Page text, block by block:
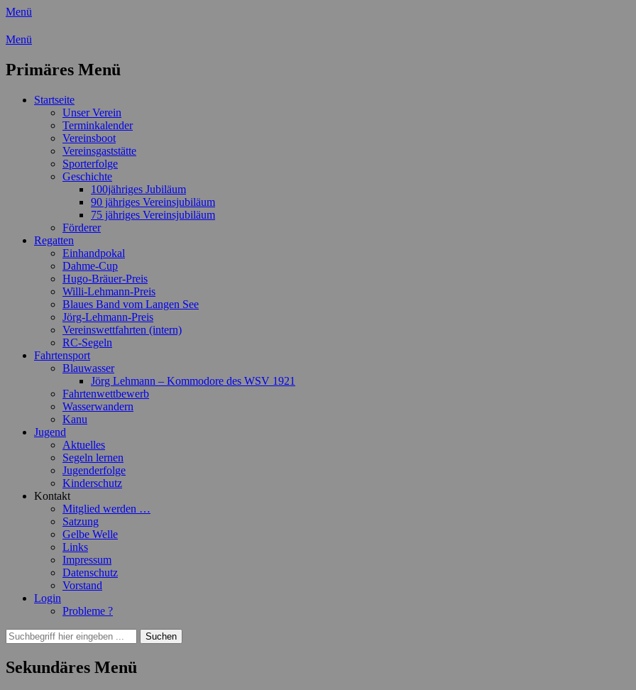
Menü
Wassersport-Verein 1921 e.V.
Menü
Primäres Menü
Zum
Startseite
Unser Verein
Terminkalender
Vereinsboot
Vereinsgaststätte
Sporterfolge
Geschichte
100jähriges Jubiläum
90 jähriges Vereinsjubiläum
75 jähriges Vereinsjubiläum
Förderer
Regatten
Einhandpokal
Dahme-Cup
Hugo-Bräuer-Preis
Willi-Lehmann-Preis
Blaues Band vom Langen See
Jörg-Lehmann-Preis
Vereinswettfahrten (intern)
RC-Segeln
Fahrtensport
Blauwasser
Jörg Lehmann – Kommodore des WSV 1921
Fahrtenwettbewerb
Wasserwandern
Kanu
Jugend
Aktuelles
Segeln lernen
Jugenderfolge
Kinderschutz
Kontakt
Mitglied werden …
Satzung
Gelbe Welle
Links
Impressum
Datenschutz
Vorstand
Login
Probleme ?
Suchen
Suchen
nach:
Sekundäres Menü